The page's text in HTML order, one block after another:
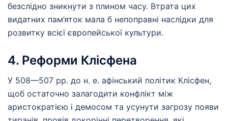
безслідно зникнути з плином часу. Втрата цих
видатних пам’яток мала б непоправні наслідки для
розвитку всієї європейської культури.
4. Реформи Клісфена
У 508—507 рр. до н. е. афінський політик Клісфен,
щоб остаточно залагодити конфлікт між
аристократією і демосом та усунути загрозу появи